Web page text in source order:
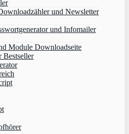
und Newsletter
und Infomailer
Module Downloadseite